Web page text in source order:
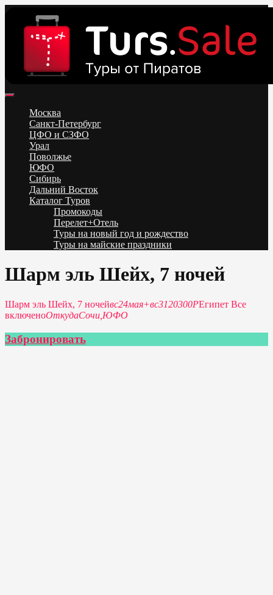
content
Низкие цены на путевки 3-7-10 ночей все включено, отдых на
море. Распродажа экскурсионных и горнолыжных туров.
Обновление каждый день. Официальный сайт Тур Сейл
Москва
Санкт-Петербург
ЦФО и СЗФО
Урал
Поволжье
ЮФО
Сибирь
Дальний Восток
Каталог Туров
Промокоды
Перелет+Отель
Туры на новый год и рождество
Туры на майские праздники
Шарм эль Шейх, 7 ночей
Шарм эль Шейх, 7 ночейвс24мая+вс3120300PЕгипет Все
включеноОткудаСочи, ЮФО
Забронировать